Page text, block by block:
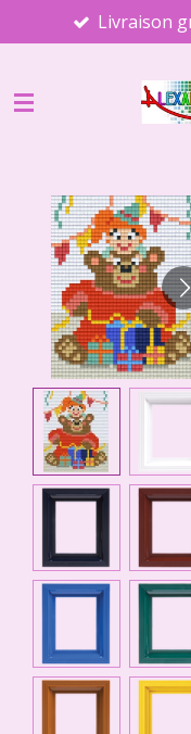
au
principal
Livraison